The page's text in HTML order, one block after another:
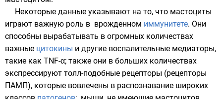
Некоторые данные указывают на то, что мастоциты
играют важную роль в врожденном иммунитете. Они
способны вырабатывать в огромных количествах
важные цитокины и другие воспалительные медиаторы,
такие как TNF-α; также они в больших количествах
экспрессируют толл-подобные рецепторы (рецепторы
ПАМП), которые вовлечены в распознавание широких